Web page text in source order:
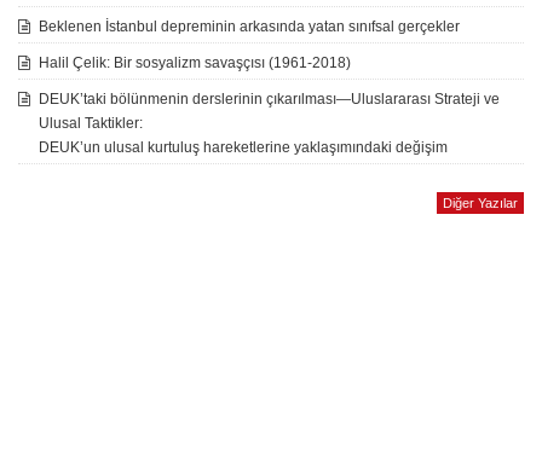
Beklenen İstanbul depreminin arkasında yatan sınıfsal gerçekler
Halil Çelik: Bir sosyalizm savaşçısı (1961-2018)
DEUK’taki bölünmenin derslerinin çıkarılması—Uluslararası Strateji ve
Ulusal Taktikler:
DEUK’un ulusal kurtuluş hareketlerine yaklaşımındaki değişim
Diğer Yazılar